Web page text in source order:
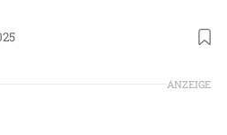
ANZEIGE